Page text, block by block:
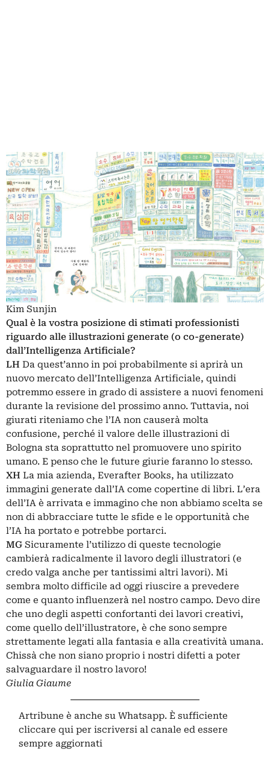
Kim Sunjin
Qual è la vostra posizione di stimati professionisti
riguardo alle illustrazioni generate (o co-generate)
dall’Intelligenza Artificiale?
LH Da quest’anno in poi probabilmente si aprirà un
nuovo mercato dell’Intelligenza Artificiale, quindi
potremmo essere in grado di assistere a nuovi fenomeni
durante la revisione del prossimo anno. Tuttavia, noi
giurati riteniamo che l’IA non causerà molta
confusione, perché il valore delle illustrazioni di
Bologna sta soprattutto nel promuovere uno spirito
umano. E penso che le future giurie faranno lo stesso.
XH La mia azienda, Everafter Books, ha utilizzato
immagini generate dall’IA come copertine di libri. L’era
dell’IA è arrivata e immagino che non abbiamo scelta se
non di abbracciare tutte le sfide e le opportunità che
l’IA ha portato e potrebbe portarci.
MG Sicuramente l’utilizzo di queste tecnologie
cambierà radicalmente il lavoro degli illustratori (e
credo valga anche per tantissimi altri lavori). Mi
sembra molto difficile ad oggi riuscire a prevedere
come e quanto influenzerà nel nostro campo. Devo dire
che uno degli aspetti confortanti dei lavori creativi,
come quello dell’illustratore, è che sono sempre
strettamente legati alla fantasia e alla creatività umana.
Chissà che non siano proprio i nostri difetti a poter
salvaguardare il nostro lavoro!
Giulia Giaume
Artribune è anche su Whatsapp. È sufficiente
cliccare qui per iscriversi al canale ed essere
sempre aggiornati